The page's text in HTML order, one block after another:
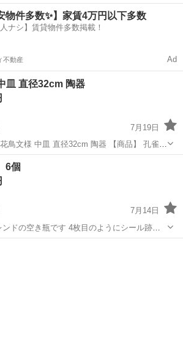
がしてございます。 ご使用に当たって次の
駅 食器 漆器
物件多数✨】家賃4万円以下多数
人ナシ】賃貸物件多数掲載！
不動産 Ad
皿 直径32cm 陶器
7月19日
中皿 直径32cm 陶器 【商品】 孔雀と
す。 【特徴】 中央には鮮やか
花や幾何学模様が配置された華やかなデザ
駅
6個
7月14日
ドの空き瓶です 4枚目のようにシール跡が
食品を入れるなどの保管瓶として使用して